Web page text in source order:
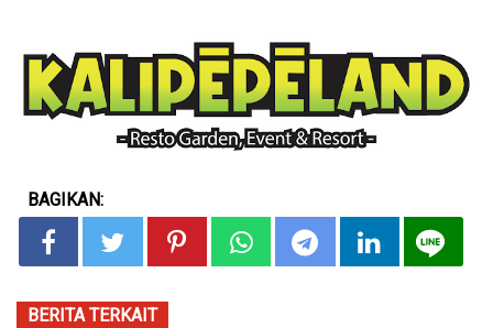
BAGIKAN:
BERITA TERKAIT